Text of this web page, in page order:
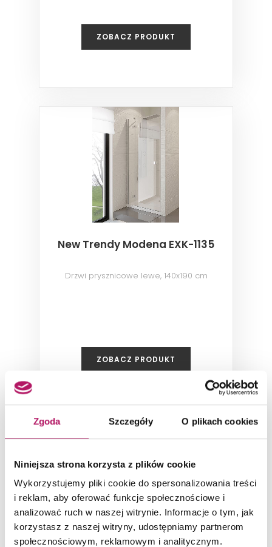
Zgoda Szczegóły O plikach cookies
Niniejsza strona korzysta z plików cookie
Wykorzystujemy pliki cookie do spersonalizowania treści
i reklam, aby oferować funkcje społecznościowe i
analizować ruch w naszej witrynie. Informacje o tym, jak
korzystasz z naszej witryny, udostępniamy partnerom
społecznościowym, reklamowym i analitycznym.
ZOBACZ PRODUKT
New Trendy Modena EXK-1135
Drzwi prysznicowe lewe, 140x190 cm
ZOBACZ PRODUKT